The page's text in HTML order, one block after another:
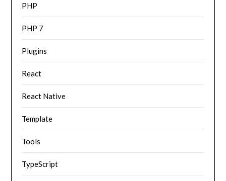
PHP
PHP 7
Plugins
React
React Native
Template
Tools
TypeScript